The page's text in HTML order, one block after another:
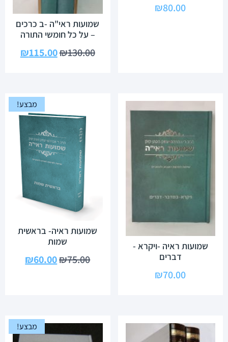
₪80.00
שמועות ראי"ה -ב כרכים
– על כל חומשי התורה
₪130.00
₪115.00
שמועות ראיה -ויקרא -
דברים
₪70.00
מבצע!
שמועות ראיה- בראשית
שמות
₪75.00
₪60.00
מבצע!